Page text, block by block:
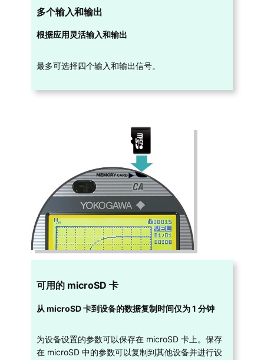
多个输入和输出
根据应用灵活输入和输出
最多可选择四个输入和输出信号。
可用的 microSD 卡
从 microSD 卡到设备的数据复制时间仅为 1 分钟
为设备设置的参数可以保存在 microSD 卡上。保存
在 microSD 中的参数可以复制到其他设备并进行设